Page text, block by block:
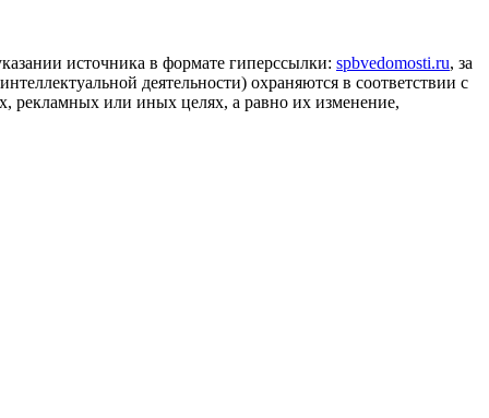
источника в формате гиперссылки: spbvedomosti.ru, за
деятельности) охраняются в соответствии с
рекламных или иных целях, а равно их изменение,